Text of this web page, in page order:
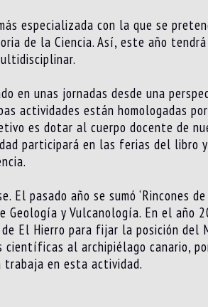
especializada con la que se
de la Ciencia. Así, este año
en unas jornadas desde una
actividades están homologadas
es dotar al cuerpo docente de
participará en las ferias del libro
El pasado año se sumó ‘Rincones
Geología y Vulcanología. En el
El Hierro para fijar la posición del
al archipiélago canario,
en esta actividad.